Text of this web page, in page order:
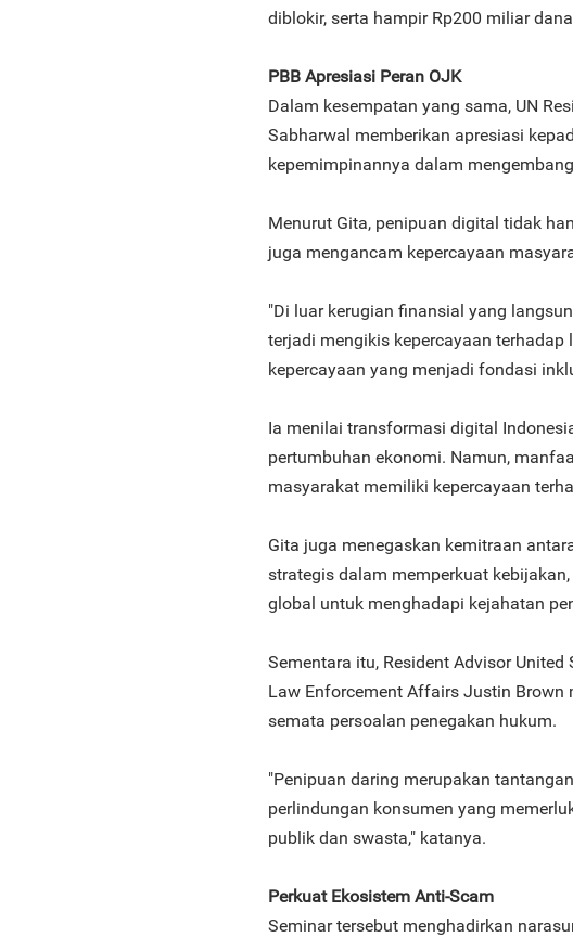
diblokir, serta hampir Rp200 miliar
PBB Apresiasi Peran OJK
Dalam kesempatan yang sama, UN
Sabharwal memberikan apresiasi
kepemimpinannya dalam
Menurut Gita, penipuan digital tidak
juga mengancam kepercayaan
"Di luar kerugian finansial yang
terjadi mengikis kepercayaan
kepercayaan yang menjadi fondasi
Ia menilai transformasi digital
pertumbuhan ekonomi. Namun,
masyarakat memiliki kepercayaan
Gita juga menegaskan kemitraan
strategis dalam memperkuat
global untuk menghadapi kejahatan
Sementara itu, Resident Advisor
Law Enforcement Affairs Justin
semata persoalan penegakan hukum.
"Penipuan daring merupakan
perlindungan konsumen yang
publik dan swasta," katanya.
Perkuat Ekosistem Anti-Scam
Seminar tersebut menghadirkan